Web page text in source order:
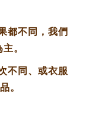
都不同，我們
。
不同、或衣服
。